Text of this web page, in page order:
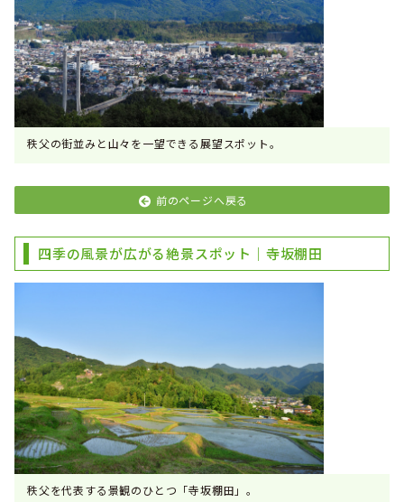
秩父の街並みと山々を一望できる展望スポット。
前のページへ戻る
四季の風景が広がる絶景スポット｜寺坂棚田
秩父を代表する景観のひとつ「寺坂棚田」。